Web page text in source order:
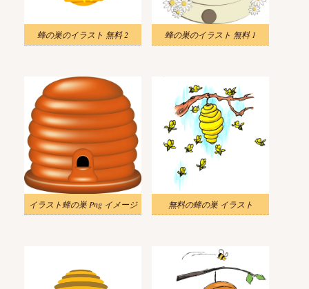
蜂の巣のイラスト 無料 2 蜂の巣のイラスト 無料 1
イラスト蜂の巣 Png イメージ 無料の蜂の巣 イラスト